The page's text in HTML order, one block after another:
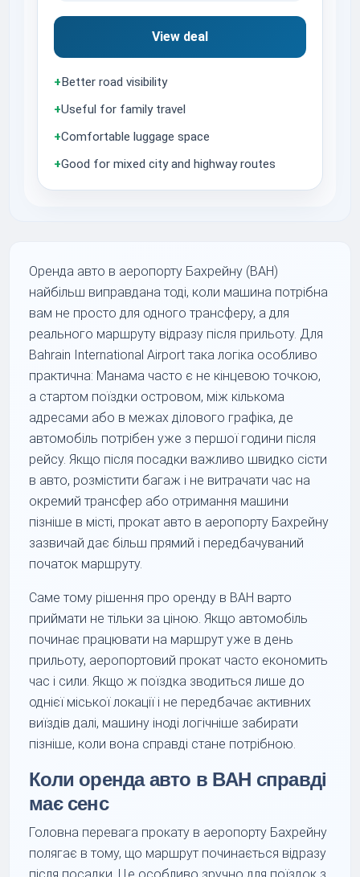
View deal
+Better road visibility
+Useful for family travel
+Comfortable luggage space
+Good for mixed city and highway routes
Оренда авто в аеропорту Бахрейну (BAH)
найбільш виправдана тоді, коли машина потрібна
вам не просто для одного трансферу, а для
реального маршруту відразу після прильоту. Для
Bahrain International Airport така логіка особливо
практична: Манама часто є не кінцевою точкою,
а стартом поїздки островом, між кількома
адресами або в межах ділового графіка, де
автомобіль потрібен уже з першої години після
рейсу. Якщо після посадки важливо швидко сісти
в авто, розмістити багаж і не витрачати час на
окремий трансфер або отримання машини
пізніше в місті, прокат авто в аеропорту Бахрейну
зазвичай дає більш прямий і передбачуваний
початок маршруту.
Саме тому рішення про оренду в BAH варто
приймати не тільки за ціною. Якщо автомобіль
починає працювати на маршрут уже в день
прильоту, аеропортовий прокат часто економить
час і сили. Якщо ж поїздка зводиться лише до
однієї міської локації і не передбачає активних
виїздів далі, машину іноді логічніше забирати
пізніше, коли вона справді стане потрібною.
Коли оренда авто в BAH справді
має сенс
Головна перевага прокату в аеропорту Бахрейну
полягає в тому, що маршрут починається відразу